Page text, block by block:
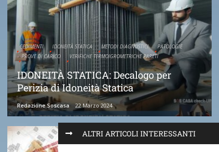
ALTRI ARTICOLI INTERESSANTI
CEDIMENTI IDONEITÀ STATICA METODI DIAGNOSTICI
PATOLOGIE
PROVE DI CARICO
VERIFICHE TERMOIGROMETRICHE PARETI
IDONEITÀ STATICA: Decalogo per
Perizia di Idoneità Statica
Redazione Soscasa 22 Marzo 2024